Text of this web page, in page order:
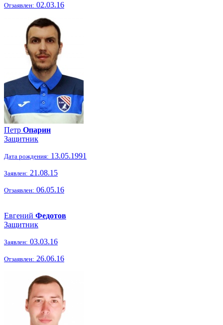
Отзаявлен: 02.03.16
Петр Опарин
Защитник
Дата рождения: 13.05.1991
Заявлен: 21.08.15
Отзаявлен: 06.05.16
Евгений Федотов
Защитник
Заявлен: 03.03.16
Отзаявлен: 26.06.16